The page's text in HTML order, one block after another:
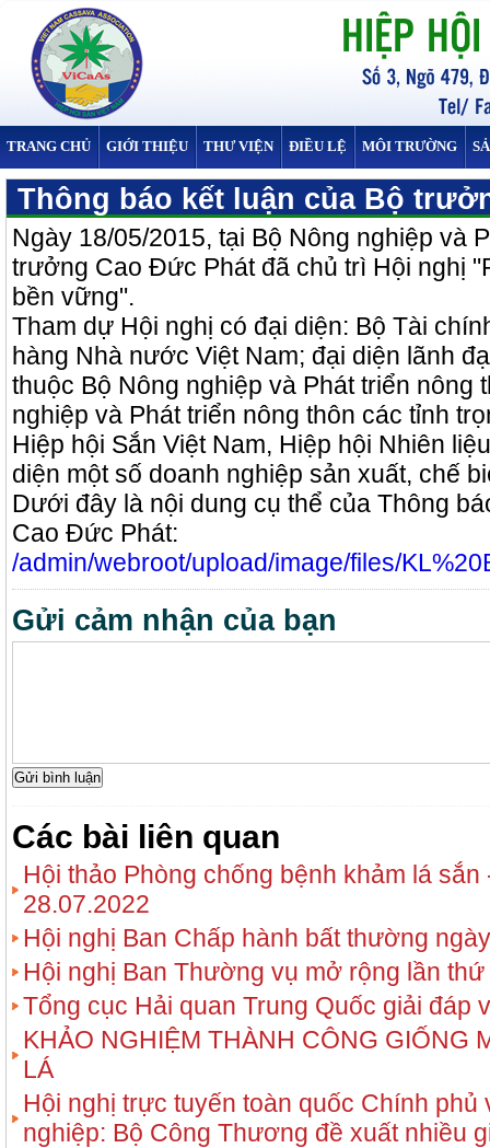
TRANG CHỦ GIỚI THIỆU THƯ VIỆN ĐIỀU LỆ MÔI TRƯỜNG
Thông báo kết luận của Bộ
Ngày 18/05/2015, tại Bộ Nông nghiệp và
trưởng Cao Đức Phát đã chủ trì Hội nghị
bền vững".
Tham dự Hội nghị có đại diện: Bộ Tài
hàng Nhà nước Việt Nam; đại diện lãnh
thuộc Bộ Nông nghiệp và Phát triển nông
nghiệp và Phát triển nông thôn các tỉnh
Hiệp hội Sắn Việt Nam, Hiệp hội Nhiên
diện một số doanh nghiệp sản xuất, chế
Dưới đây là nội dung cụ thể của Thông
Cao Đức Phát:
/admin/webroot/upload/image/files/
Gửi cảm nhận của bạn
Các bài liên quan
Hội thảo Phòng chống bệnh khảm lá
28.07.2022
Hội nghị Ban Chấp hành bất thường
Hội nghị Ban Thường vụ mở rộng lần
Tổng cục Hải quan Trung Quốc giải đáp
KHẢO NGHIỆM THÀNH CÔNG GIỐNG
LÁ
Hội nghị trực tuyến toàn quốc Chính phủ
nghiệp: Bộ Công Thương đề xuất nhiều